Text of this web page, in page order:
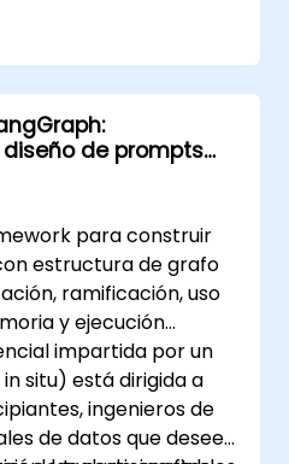
de prompts
grafos
para construir
estructura de grafo
ramificación, uso
y ejecución
impartida por un
situ) está dirigida a
ingenieros de
de datos que deseen